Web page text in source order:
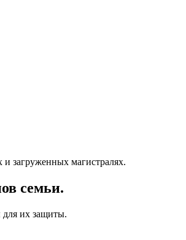
загруженных магистралях.
семьи.
для их защиты.